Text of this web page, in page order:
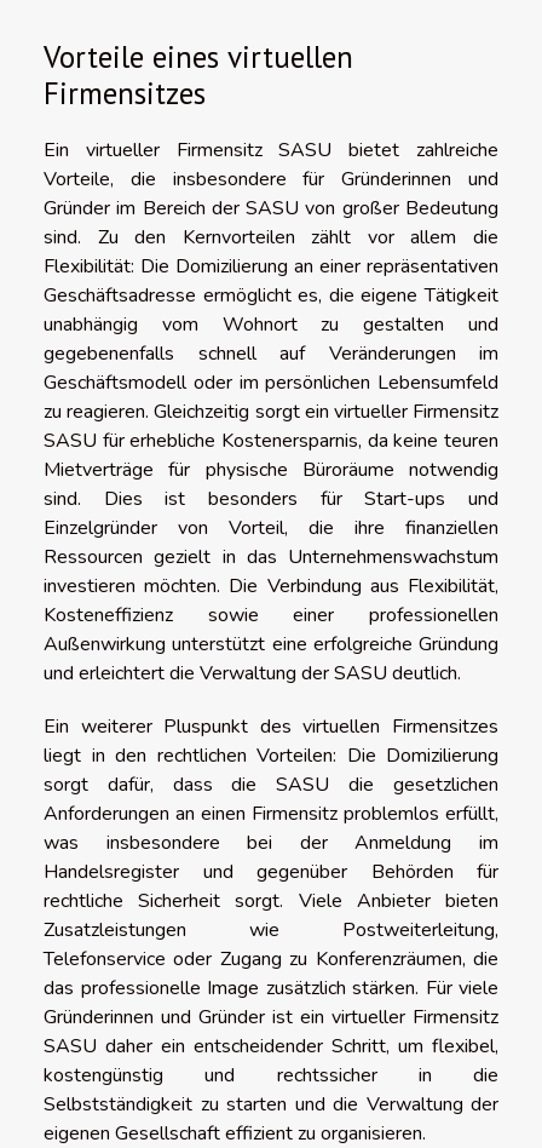
Vorteile eines virtuellen
Firmensitzes
Ein virtueller Firmensitz SASU bietet zahlreiche
Vorteile, die insbesondere für Gründerinnen und
Gründer im Bereich der SASU von großer Bedeutung
sind. Zu den Kernvorteilen zählt vor allem die
Flexibilität: Die Domizilierung an einer repräsentativen
Geschäftsadresse ermöglicht es, die eigene Tätigkeit
unabhängig vom Wohnort zu gestalten und
gegebenenfalls schnell auf Veränderungen im
Geschäftsmodell oder im persönlichen Lebensumfeld
zu reagieren. Gleichzeitig sorgt ein virtueller Firmensitz
SASU für erhebliche Kostenersparnis, da keine teuren
Mietverträge für physische Büroräume notwendig
sind. Dies ist besonders für Start-ups und
Einzelgründer von Vorteil, die ihre finanziellen
Ressourcen gezielt in das Unternehmenswachstum
investieren möchten. Die Verbindung aus Flexibilität,
Kosteneffizienz sowie einer professionellen
Außenwirkung unterstützt eine erfolgreiche Gründung
und erleichtert die Verwaltung der SASU deutlich.
Ein weiterer Pluspunkt des virtuellen Firmensitzes
liegt in den rechtlichen Vorteilen: Die Domizilierung
sorgt dafür, dass die SASU die gesetzlichen
Anforderungen an einen Firmensitz problemlos erfüllt,
was insbesondere bei der Anmeldung im
Handelsregister und gegenüber Behörden für
rechtliche Sicherheit sorgt. Viele Anbieter bieten
Zusatzleistungen wie Postweiterleitung,
Telefonservice oder Zugang zu Konferenzräumen, die
das professionelle Image zusätzlich stärken. Für viele
Gründerinnen und Gründer ist ein virtueller Firmensitz
SASU daher ein entscheidender Schritt, um flexibel,
kostengünstig und rechtssicher in die
Selbstständigkeit zu starten und die Verwaltung der
eigenen Gesellschaft effizient zu organisieren.